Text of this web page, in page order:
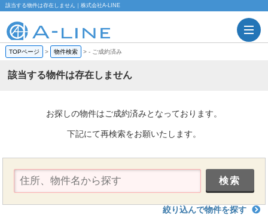
該当する物件は存在しません｜株式会社A-LINE
TOPページ > 物件検索 >- ご成約済み
該当する物件は存在しません
お探しの物件はご成約済みとなっております。
下記にて再検索をお願いたします。
絞り込んで物件を探す